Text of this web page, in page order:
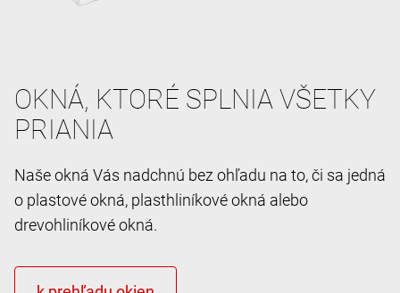
OKNÁ, KTORÉ SPLNIA VŠETKY
PRIANIA
Naše okná Vás nadchnú bez ohľadu na to, či sa jedná
o plastové okná, plasthliníkové okná alebo
drevohliníkové okná.